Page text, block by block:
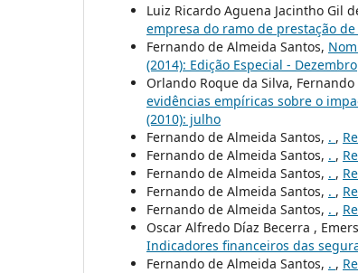
Luiz Ricardo Aguena Jacintho Gil
empresa do ramo de prestação de
Fernando de Almeida Santos,
(2014): Edição Especial - Dezembro
Orlando Roque da Silva,
evidências empíricas sobre o
(2010): julho
Fernando de Almeida Santos, . ,
Fernando de Almeida Santos, . ,
Fernando de Almeida Santos, . ,
Fernando de Almeida Santos, . ,
Fernando de Almeida Santos, . ,
Oscar Alfredo Díaz Becerra ,
Indicadores financeiros das
Fernando de Almeida Santos, . ,